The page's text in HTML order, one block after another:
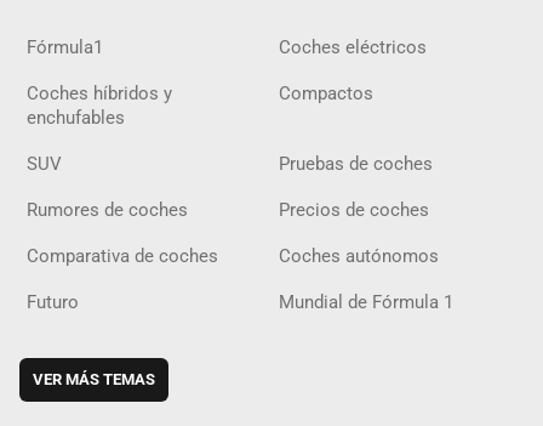
Fórmula1 Coches eléctricos
Coches híbridos y
enchufables
Compactos
SUV Pruebas de coches
Rumores de coches Precios de coches
Comparativa de coches Coches autónomos
Futuro Mundial de Fórmula 1
VER MÁS TEMAS